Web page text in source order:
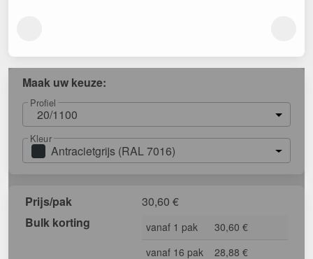
Maak uw keuze:
Profiel
20/1100
Kleur
Antracietgrijs (RAL 7016)
Prijs/pak 30,60 €
Bulk korting
vanaf 1 pak
30,60 €
vanaf 16 pak
28,88 €